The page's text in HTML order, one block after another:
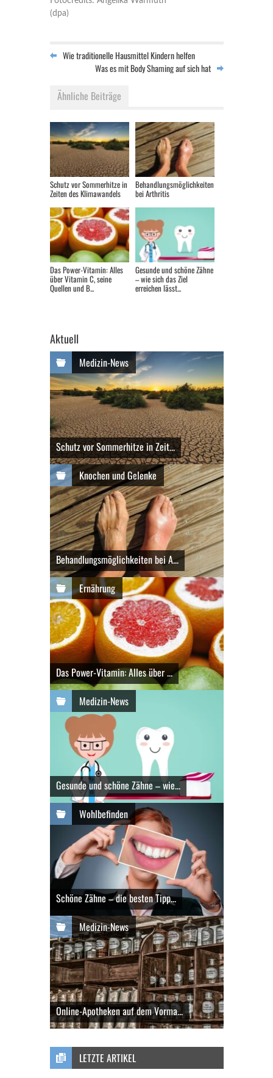
(dpa)
Wie traditionelle Hausmittel Kindern helfen
Was es mit Body Shaming auf sich hat
Ähnliche Beiträge
Schutz vor Sommerhitze in
Zeiten des Klimawandels
Behandlungsmöglichkeiten
bei Arthritis
Das Power-Vitamin: Alles
über Vitamin C, seine
Quellen und B...
Gesunde und schöne Zähne
– wie sich das Ziel
erreichen lässt...
Aktuell
Medizin-News
Schutz vor Sommerhitze in Zeit...
Knochen und Gelenke
Behandlungsmöglichkeiten bei A...
Ernährung
Das Power-Vitamin: Alles über ...
Medizin-News
Gesunde und schöne Zähne – wie...
Wohlbefinden
Schöne Zähne – die besten Tipp...
Medizin-News
Online-Apotheken auf dem Vorma...
LETZTE ARTIKEL